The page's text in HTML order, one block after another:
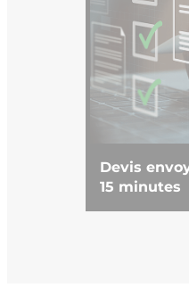
Devis
15 minutes